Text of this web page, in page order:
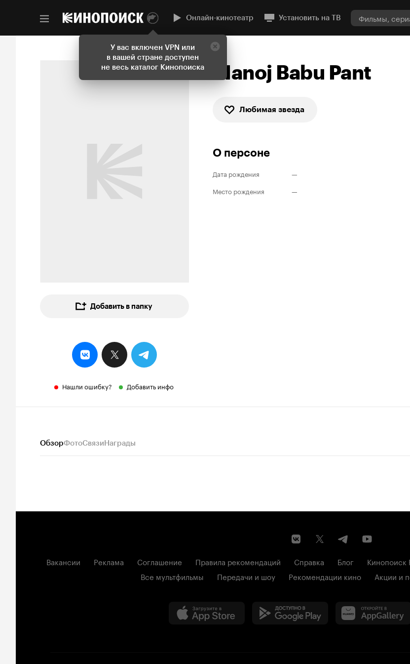
У вас включен VPN или
в вашей стране доступен
не весь каталог Кинопоиска
Онлайн-кинотеатр Установить на ТВ
Добавить в папку
Нашли ошибку? Добавить инфо
Manoj Babu Pant
Любимая звезда
О персоне
Дата рождения
—
Место рождения
—
ОбзорФотоСвязиНаграды
Вакансии Реклама Соглашение Правила рекомендаций Справка Блог Кинопоиск
Все мультфильмы
Передачи и шоу Рекомендации кино Акции и